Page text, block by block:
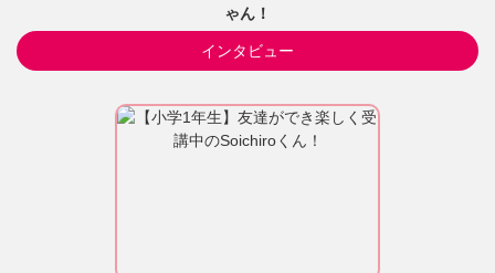
ゃん！
インタビュー